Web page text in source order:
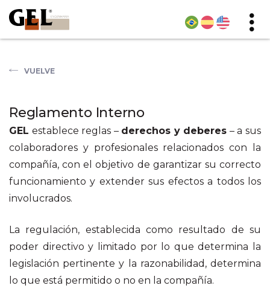
VUELVE
Reglamento Interno
GEL establece reglas – derechos y deberes – a sus
colaboradores y profesionales relacionados con la
compañía, con el objetivo de garantizar su correcto
funcionamiento y extender sus efectos a todos los
involucrados.
La regulación, establecida como resultado de su
poder directivo y limitado por lo que determina la
legislación pertinente y la razonabilidad, determina
lo que está permitido o no en la compañía.